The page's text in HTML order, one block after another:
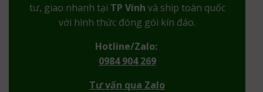
tư, giao nhanh tại TP Vinh và ship toàn quốc
với hình thức đóng gói kín đáo.
Hotline/Zalo:
0984 904 269
Tư vấn qua Zalo